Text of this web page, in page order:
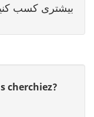
بیشتری کسب
cherchiez?